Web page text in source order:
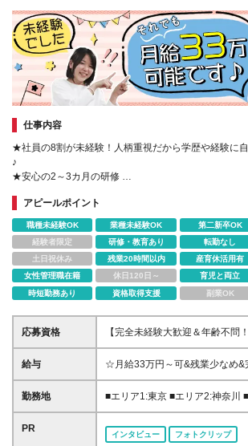
仕事内容
★社員の8割が未経験！人柄重視だから学歴や経験に
♪
★安心の2～3カ月の研修
★国家資格も取得できる無料サポートあり！
★服装･髪型･髪色自由
アピールポイント
職種未経験OK 業種未経験OK 第二新卒OK
経験者限定
研修・教育あり 転勤なし
土日祝休み
残業20時間以内 産育休活用有
女性管理職在籍
休日120日～ 育児と両立
時短勤務あり
資格取得支援 副業OK
応募資格
【完全未経験大歓迎＆年齢不問
二新卒、ブランク、無資格の方
用 先輩の80％は未経験からスタ
【一部エリアは日勤のみの勤務
勤務の給与額は以下です。 募集
東京:月給29万円～30万円 神奈
給与
☆月給33万円～可&残業少なめ&
1:月給33万円～45万円 ■エリア
■エリア3:月給31万円～45万円 ■
細欄をご確認下さい。 ※試用期
勤務地
■エリア1:東京 ■エリア2:神奈川
玉、愛知、大阪、兵庫 ■エリア
福岡 ■エリア5:北海道、宮城、福
馬、新潟、富山、山梨、長野、
PR
インタビュー フォトクリップ